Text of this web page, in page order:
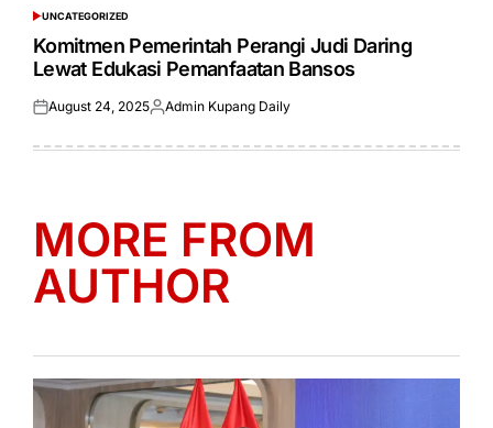
POSTED
IN
UNCATEGORIZED
Komitmen Pemerintah Perangi Judi Daring
Lewat Edukasi Pemanfaatan Bansos
Posted
August 24, 2025Posted
Admin Kupang Daily
MORE FROM
AUTHOR